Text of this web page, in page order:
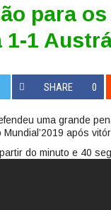
para
1-1
SHARE 0
uma grande
após
do minuto e 40